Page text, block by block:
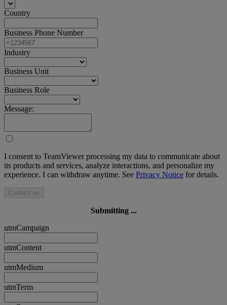
Country
Business Phone Number
Industry
Business Unit
Business Role
Message:
I consent to TeamViewer processing my data to communicate about
its products and services, analyze interactions, and personalize my
experience. I can withdraw anytime. See Privacy Notice for details.
Contact us
Submitting ...
utmCampaign
utmContent
utmMedium
utmTerm